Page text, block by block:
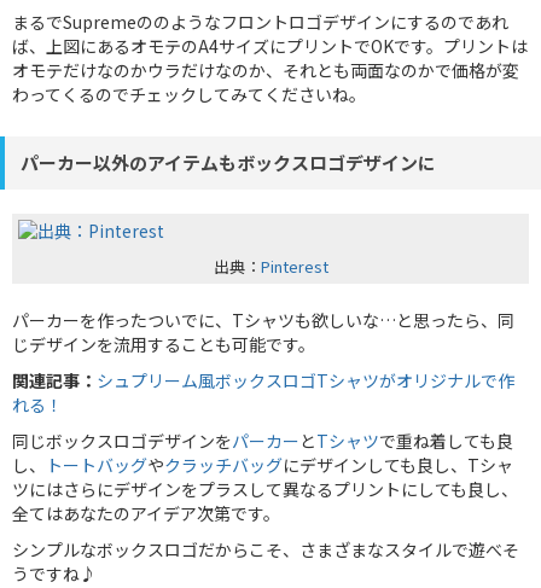
まるでSupremeののようなフロントロゴデザインにするのであれ
ば、上図にあるオモテのA4サイズにプリントでOKです。プリントは
オモテだけなのかウラだけなのか、それとも両面なのかで価格が変
わってくるのでチェックしてみてくださいね。
パーカー以外のアイテムもボックスロゴデザインに
出典： Pinterest
パーカーを作ったついでに、Tシャツも欲しいな…と思ったら、同
じデザインを流用することも可能です。
関連記事： シュプリーム風ボックスロゴTシャツがオリジナルで作
れる！
同じボックスロゴデザインをパーカーとTシャツで重ね着しても良
し、
トートバッグやクラッチバッグにデザインしても良し、Tシャ
ツにはさらにデザインをプラスして異なるプリントにしても良し、
全てはあなたのアイデア次第です。
シンプルなボックスロゴだからこそ、さまざまなスタイルで遊べそ
うですね♪